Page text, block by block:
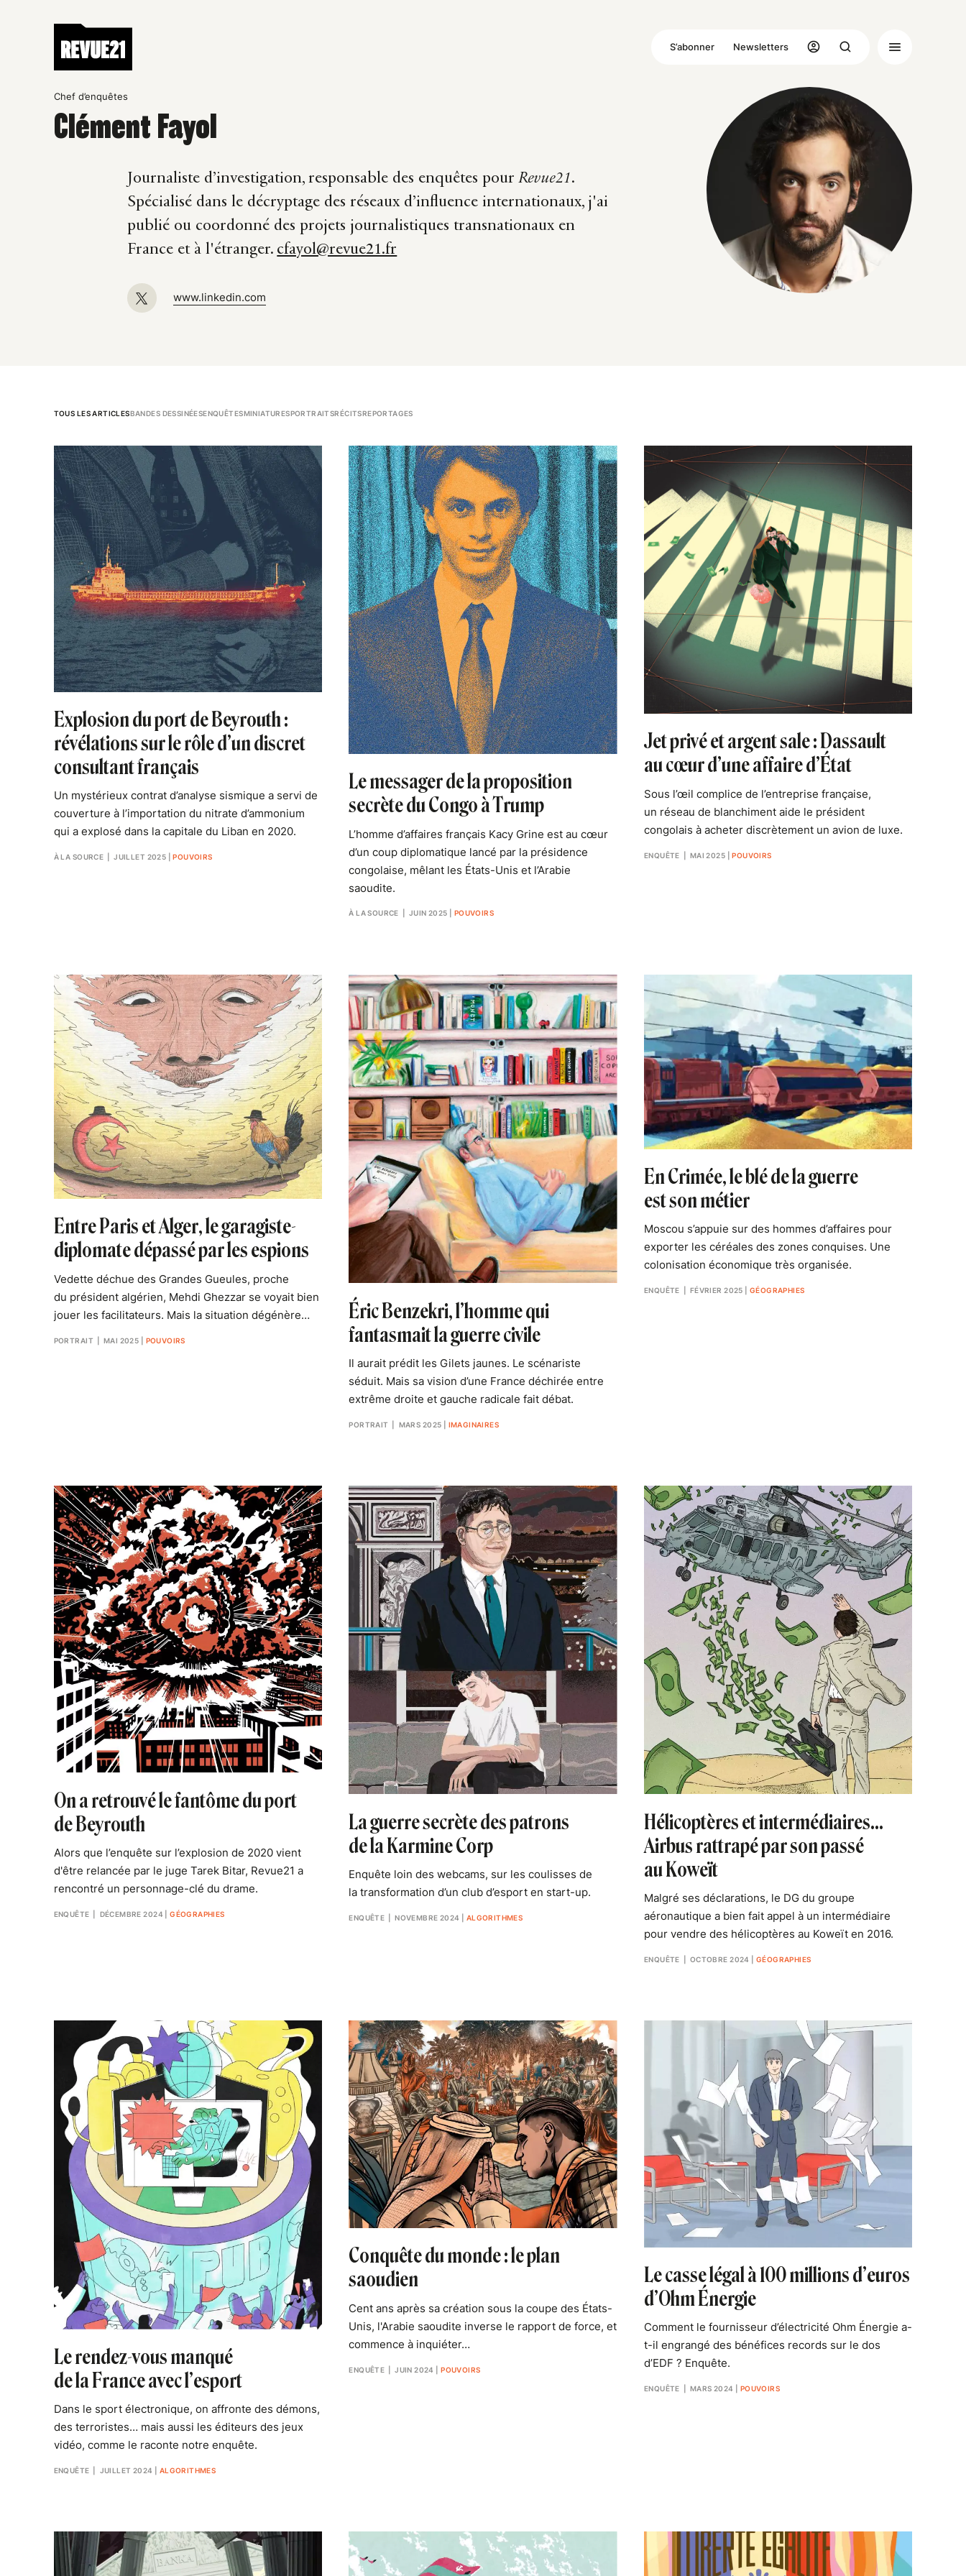
S’abonner Newsletters
Chef d’enquêtes
Clément Fayol
Journaliste d’investigation, responsable des enquêtes pourRevue21.
Spécialisé dans le décryptage des réseaux d’influence internationaux, j'ai
publié ou coordonné des projets journalistiques transnationaux en
France et à l'étranger. cfayol@revue21.fr
www.linkedin.com
TOUS LES ARTICLESBANDES DESSINÉESENQUÊTESMINIATURESPORTRAITSRÉCITSREPORTAGES
Explosion du port de Beyrouth :
révélations sur le rôle d’un discret
consultant français
Un mystérieux contrat d’analyse sismique a servi de
couverture à l’importation du nitrate d’ammonium
qui a explosé dans la capitale du Liban en 2020.
À LA SOURCE | JUILLET 2025 |POUVOIRS
Le messager de la proposition
secrète du Congo à Trump
L’homme d’affaires français Kacy Grine est au cœur
d’un coup diplomatique lancé par la présidence
congolaise, mêlant les États-Unis et l’Arabie
saoudite.
À LA SOURCE | JUIN 2025 POUVOIRS
Jet privé et argent sale : Dassault
au cœur d’une affaire d’État
Sous l’œil complice de l’entreprise française,
un réseau de blanchiment aide le président
congolais à acheter discrètement un avion de luxe.
ENQUÊTE | MAI 2025 |POUVOIRS
Entre Paris et Alger, le garagiste-
diplomate dépassé par les espions
Vedette déchue des Grandes Gueules, proche
du président algérien, Mehdi Ghezzar se voyait bien
jouer les facilitateurs. Mais la situation dégénère…
PORTRAIT | MAI 2025 POUVOIRS
Éric Benzekri, l’homme qui
fantasmait la guerre civile
Il aurait prédit les Gilets jaunes. Le scénariste
séduit. Mais sa vision d’une France déchirée entre
extrême droite et gauche radicale fait débat.
PORTRAIT | MARS 2025 IMAGINAIRES
En Crimée, le blé de la guerre
est son métier
Moscou s’appuie sur des hommes d’affaires pour
exporter les céréales des zones conquises. Une
colonisation économique très organisée.
ENQUÊTE | FÉVRIER 2025 GÉOGRAPHIES
On a retrouvé le fantôme du port
de Beyrouth
Alors que l’enquête sur l’explosion de 2020 vient
d'être relancée par le juge Tarek Bitar, Revue21 a
rencontré un personnage-clé du drame.
ENQUÊTE | DÉCEMBRE 2024 |GÉOGRAPHIES
La guerre secrète des patrons
de la Karmine Corp
Enquête loin des webcams, sur les coulisses de
la transformation d’un club d’esport en start-up.
ENQUÊTE | NOVEMBRE 2024 ALGORITHMES
Hélicoptères et intermédiaires…
Airbus rattrapé par son passé
au Koweït
Malgré ses déclarations, le DG du groupe
aéronautique a bien fait appel à un intermédiaire
pour vendre des hélicoptères au Koweït en 2016.
ENQUÊTE | OCTOBRE 2024 GÉOGRAPHIES
Le rendez-vous manqué
de la France avec l’esport
Dans le sport électronique, on affronte des démons,
des terroristes… mais aussi les éditeurs des jeux
vidéo, comme le raconte notre enquête.
ENQUÊTE | JUILLET 2024 ALGORITHMES
Conquête du monde : le plan
saoudien
Cent ans après sa création sous la coupe des États-
Unis, l'Arabie saoudite inverse le rapport de force, et
commence à inquiéter…
ENQUÊTE | JUIN 2024 |POUVOIRS
Le casse légal à 100 millions d’euros
d’Ohm Énergie
Comment le fournisseur d’électricité Ohm Énergie a-
t-il engrangé des bénéfices records sur le dos
d’EDF ? Enquête.
ENQUÊTE | MARS 2024 POUVOIRS